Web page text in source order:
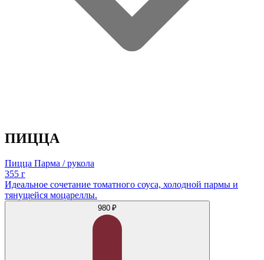
ПИЦЦА
Пицца Парма / рукола
355 г
Идеальное сочетание томатного соуса, холодной пармы и
тянущейся моцареллы.
980 ₽